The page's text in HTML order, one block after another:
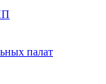
палат